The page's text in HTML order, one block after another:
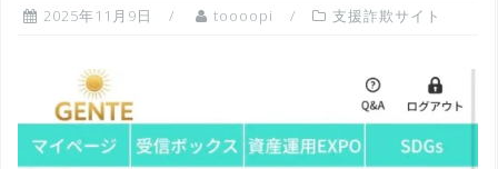
2025年11月9日 toooopi 支援詐欺サイト